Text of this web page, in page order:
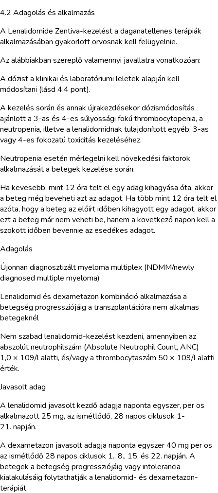
4.2 Adagolás és alkalmazás
A Lenalidomide Zentiva-kezelést a daganatellenes terápiák
alkalmazásában gyakorlott orvosnak kell felügyelnie.
Az alábbiakban szereplő valamennyi javallatra vonatkozóan:
A dózist a klinikai és laboratóriumi leletek alapján kell
módosítani (lásd 4.4 pont).
A kezelés során és annak újrakezdésekor dózismódosítás
ajánlott a 3-as és 4-es súlyossági fokú thrombocytopenia, a
neutropenia, illetve a lenalidomidnak tulajdonított egyéb, 3-as
vagy 4-es fokozatú toxicitás kezeléséhez.
Neutropenia esetén mérlegelni kell növekedési faktorok
alkalmazását a betegek kezelése során.
Ha kevesebb, mint 12 óra telt el egy adag kihagyása óta, akkor
a beteg még beveheti azt az adagot. Ha több mint 12 óra telt el
azóta, hogy a beteg az előírt időben kihagyott egy adagot, akkor
ezt a beteg már nem veheti be, hanem a következő napon kell a
szokott időben bevennie az esedékes adagot.
Adagolás
Újonnan diagnosztizált myeloma multiplex (NDMM/newly
diagnosed multiple myeloma)
Lenalidomid és dexametazon kombináció alkalmazása a
betegség progressziójáig a transzplantációra nem alkalmas
betegeknél
Nem szabad lenalidomid-kezelést kezdeni, amennyiben az
abszolút neutrophilszám (Absolute Neutrophil Count, ANC)
1,0 × 109/l alatti, és/vagy a thrombocytaszám 50 × 109/l alatti
érték.
Javasolt adag
A lenalidomid javasolt kezdő adagja naponta egyszer, per os
alkalmazott 25 mg, az ismétlődő, 28 napos ciklusok 1-
21. napján.
A dexametazon javasolt adagja naponta egyszer 40 mg per os
az ismétlődő 28 napos ciklusok 1., 8., 15. és 22. napján. A
betegek a betegség progressziójáig vagy intolerancia
kialakulásáig folytathatják a lenalidomid- és dexametazon-
terápiát.